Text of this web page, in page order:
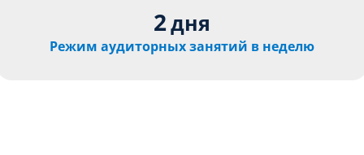
2дня
Режим аудиторных занятий в неделю